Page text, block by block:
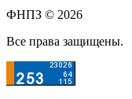
ФНПЗ © 2026
Все права защищены.